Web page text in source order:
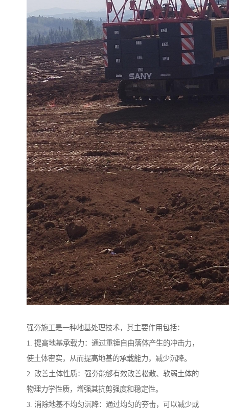
强夯施工是一种地基处理技术，其主要作用包括：
1. 提高地基承载力：通过重锤自由落体产生的冲击力，
使土体密实，从而提高地基的承载能力，减少沉降。
2. 改善土体性质：强夯能够有效改善松散、软弱土体的
物理力学性质，增强其抗剪强度和稳定性。
3. 消除地基不均匀沉降：通过均匀的夯击，可以减少或